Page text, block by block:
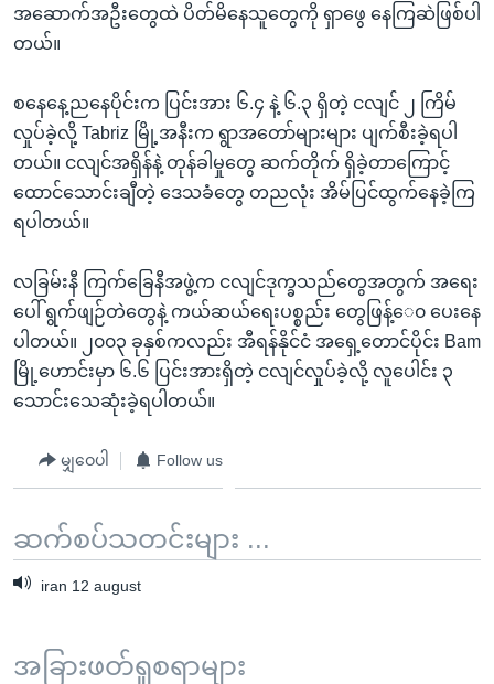
အဆောက်အဦးတွေထဲ ပိတ်မိနေသူတွေကို ရှာဖွေ နေကြဆဲဖြစ်ပါ
တယ်။
စနေနေ့ညနေပိုင်းက ပြင်းအား ၆.၄ နဲ့ ၆.၃ ရှိတဲ့ ငလျင် ၂ ကြိမ်
လှုပ်ခဲ့လို့ Tabriz မြို့အနီးက ရွာအတော်များများ ပျက်စီးခဲ့ရပါ
တယ်။ ငလျင်အရှိန်နဲ့ တုန်ခါမှုတွေ ဆက်တိုက် ရှိခဲ့တာကြောင့်
ထောင်သောင်းချီတဲ့ ဒေသခံတွေ တညလုံး အိမ်ပြင်ထွက်နေခဲ့ကြ
ရပါတယ်။
လခြမ်းနီ ကြက်ခြေနီအဖွဲ့က ငလျင်ဒုက္ခသည်တွေအတွက် အရေး
ပေါ် ရွက်ဖျဉ်တဲတွေနဲ့ ကယ်ဆယ်ရေးပစ္စည်း တွေဖြန့်ေ၀ ပေးနေ
ပါတယ်။ ၂၀၀၃ ခုနှစ်ကလည်း အီရန်နိုင်ငံ အရှေ့တောင်ပိုင်း Bam
မြို့ဟောင်းမှာ ၆.၆ ပြင်းအားရှိတဲ့ ငလျင်လှုပ်ခဲ့လို့ လူပေါင်း ၃
သောင်းသေဆုံးခဲ့ရပါတယ်။
မျှဝေပါ Follow us
ဆက်စပ်သတင်းများ ...
iran 12 august
အခြားဖတ်ရှုစရာများ